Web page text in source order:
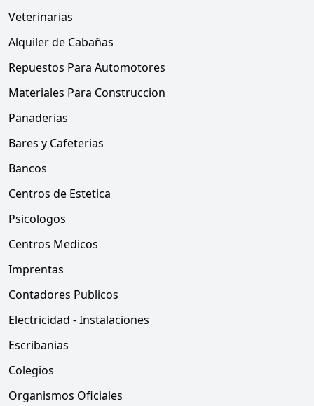
Veterinarias
Alquiler de Cabañas
Repuestos Para Automotores
Materiales Para Construccion
Panaderias
Bares y Cafeterias
Bancos
Centros de Estetica
Psicologos
Centros Medicos
Imprentas
Contadores Publicos
Electricidad - Instalaciones
Escribanias
Colegios
Organismos Oficiales